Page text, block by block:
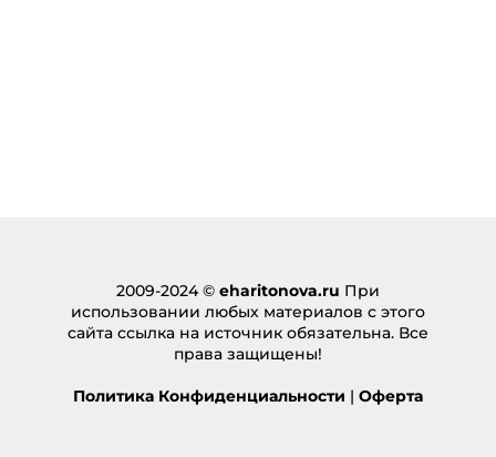
2009-2024 © eharitonova.ru При
использовании любых материалов с этого
сайта ссылка на источник обязательна. Все
права защищены!
Политика Конфиденциальности | Оферта